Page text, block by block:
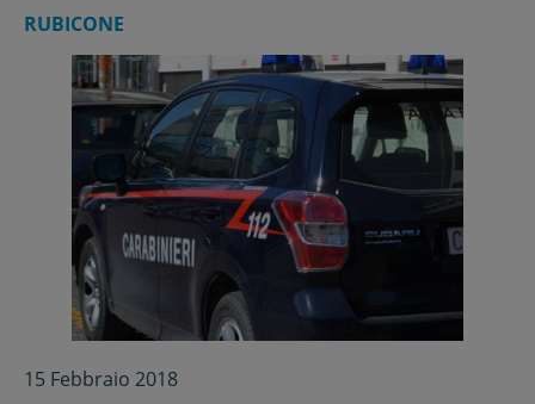
RUBICONE
15 Febbraio 2018